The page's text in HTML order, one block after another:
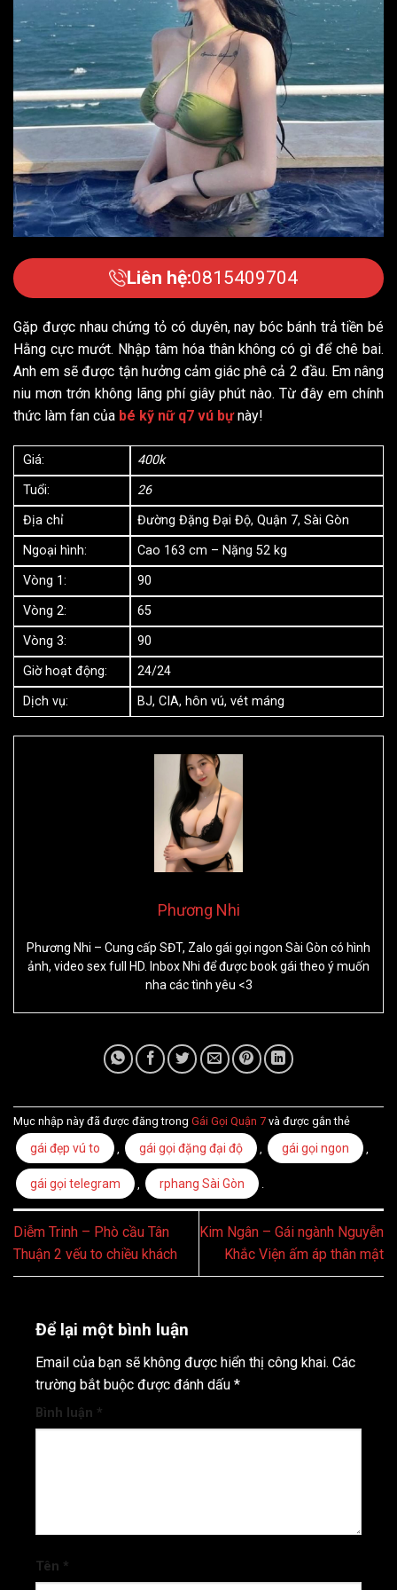
Liên hệ:0815409704
Gặp được nhau chứng tỏ có duyên, nay bóc bánh trả tiền bé
Hằng cực mướt. Nhập tâm hóa thân không có gì để chê bai.
Anh em sẽ được tận hưởng cảm giác phê cả 2 đầu. Em nâng
niu mơn trớn không lãng phí giây phút nào. Từ đây em chính
thức làm fan của bé kỹ nữ q7 vú bựnày!
Giá:
400k
Tuổi:
26
Địa chỉ
Đường Đặng Đại Độ, Quận 7, Sài Gòn
Ngoại hình:
Cao 163 cm – Nặng 52 kg
Vòng 1:
90
Vòng 2:
65
Vòng 3:
90
Giờ hoạt động:
24/24
Dịch vụ:
BJ, CIA, hôn vú, vét máng
Phương Nhi
Phương Nhi – Cung cấp SĐT, Zalo gái gọi ngon Sài Gòn có hình
ảnh, video sex full HD. Inbox Nhi để được book gái theo ý muốn
nha các tình yêu <3
Mục nhập này đã được đăng trong Gái Gọi Quận 7 và được gắn thẻ
gái đẹp vú to , gái gọi đặng đại độ , gái gọi ngon ,
gái gọi telegram , rphang Sài Gòn .
Diễm Trinh – Phò cầu Tân
Thuận 2 vếu to chiều khách
Kim Ngân – Gái ngành Nguyễn
Khắc Viện ấm áp thân mật
Để lại một bình luận
Email của bạn sẽ không được hiển thị công khai. Các
trường bắt buộc được đánh dấu *
Bình luận *
Tên *